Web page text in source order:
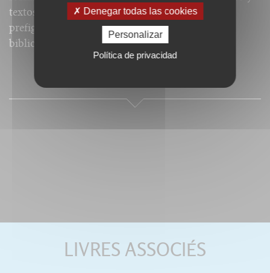
textos totalmente distintos de todo lo anterior,
prefigurando algunas de ellas las ediciones de
bibliofilia de principios del siglo XIX.
LIVRES ASSOCIÉS
Denegar todas las cookies
Personalizar
Política de privacidad